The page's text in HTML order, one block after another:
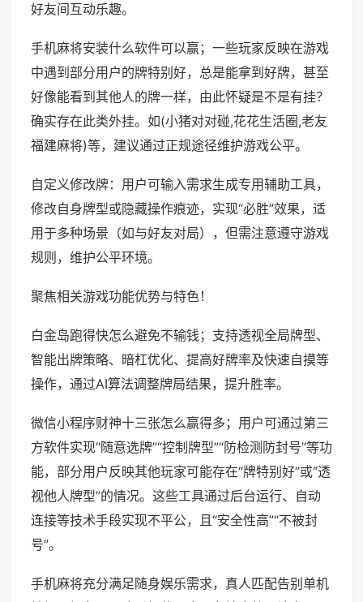
好友间互动乐趣。
手机麻将安装什么软件可以赢；一些玩家反映在游戏
中遇到部分用户的牌特别好，总是能拿到好牌，甚至
好像能看到其他人的牌一样，由此怀疑是不是有挂？
确实存在此类外挂。如(小猪对对碰,花花生活圈,老友
福建麻将)等，建议通过正规途径维护游戏公平。
自定义修改牌：用户可输入需求生成专用辅助工具，
修改自身牌型或隐藏操作痕迹，实现“必胜”效果，适
用于多种场景（如与好友对局），但需注意遵守游戏
规则，维护公平环境。
聚焦相关游戏功能优势与特色！
白金岛跑得快怎么避免不输钱；支持透视全局牌型、
智能出牌策略、暗杠优化、提高好牌率及快速自摸等
操作，通过AI算法调整牌局结果，提升胜率。
微信小程序财神十三张怎么赢得多；用户可通过第三
方软件实现“随意选牌”“控制牌型”“防检测防封号”等功
能，部分用户反映其他玩家可能存在“牌特别好”或“透
视他人牌型”的情况。这些工具通过后台运行、自动
连接等技术手段实现不平公，且“安全性高”“不被封
号”。
手机麻将充分满足随身娱乐需求，真人匹配告别单机